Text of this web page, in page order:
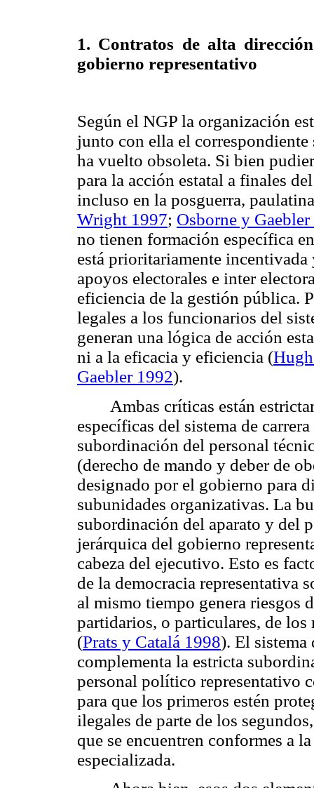
1. Contratos de alta
gobierno representativo
Según el NGP la organización
junto con ella el correspondiente
ha vuelto obsoleta. Si bien
para la acción estatal a finales
incluso en la posguerra,
Wright 1997; Osborne y
no tienen formación específica
está prioritariamente
apoyos electorales e inter
eficiencia de la gestión pública.
legales a los funcionarios del
generan una lógica de acción
ni a la eficacia y eficiencia (
Gaebler 1992).
Ambas críticas están
específicas del sistema de
subordinación del personal
(derecho de mando y deber de
designado por el gobierno para
subunidades organizativas. La
subordinación del aparato y del
jerárquica del gobierno
cabeza del ejecutivo. Esto es
de la democracia representativa
al mismo tiempo genera riesgos
partidarios, o particulares, de los
(Prats y Catalá 1998). El sistema
complementa la estricta
personal político representativo
para que los primeros estén
ilegales de parte de los
que se encuentren conformes a
especializada.